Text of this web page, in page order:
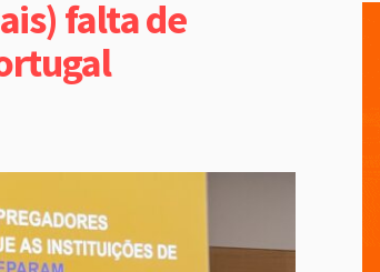
falta de